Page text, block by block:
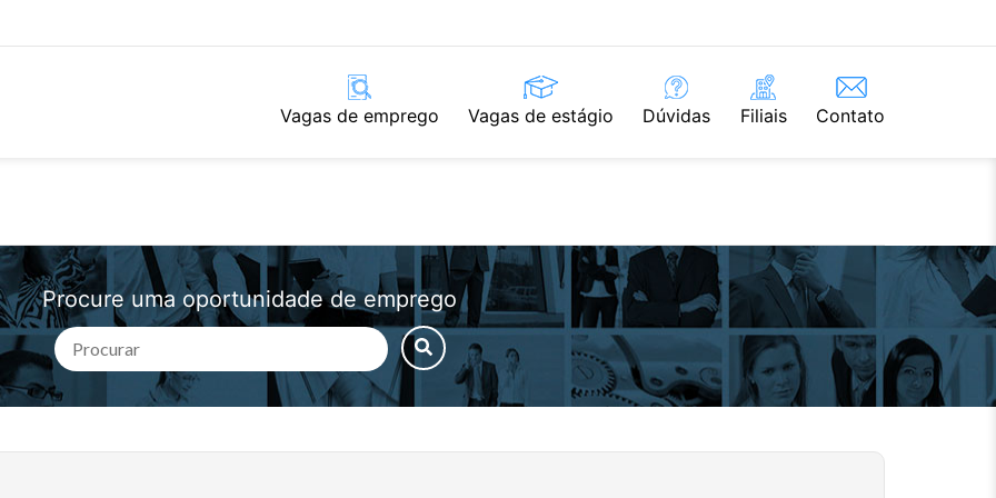
Vagas de emprego Vagas de estágio Dúvidas Filiais Contato
Procure uma oportunidade de emprego